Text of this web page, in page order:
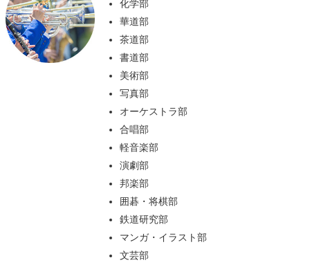
化学部
華道部
茶道部
書道部
美術部
写真部
オーケストラ部
合唱部
軽音楽部
演劇部
邦楽部
囲碁・将棋部
鉄道研究部
マンガ・イラスト部
文芸部